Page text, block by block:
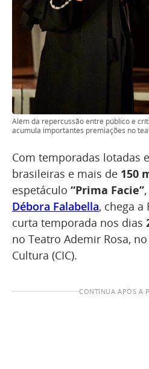
Além da repercussão entre público e
acumula importantes premiações no
Com temporadas lotadas
brasileiras e mais de 150
espetáculo “Prima Facie”
Débora Falabella, chega
curta temporada nos dias
no Teatro Ademir Rosa,
Cultura (CIC).
CONTINUA APÓS A